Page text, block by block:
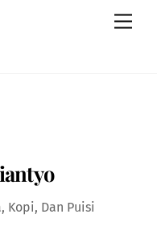
Kopi, Dan Puisi